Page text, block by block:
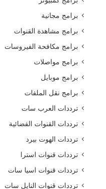
برامج مجانية
برامج مشاهدة القنوات
برامج مكافحة الفيروسات
برامج مواصلات
برامج موبايل
برامج نقل الملفات
ترددات العرب سات
ترددات القنوات الفضائية
ترددات الهوت بيرد
ترددات قنوات استرا
ترددات قنوات اسيا سات
ترددات قنوات النايل سات